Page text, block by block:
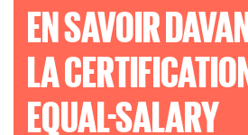
EN SAVOIR
LA
EQUAL-SALARY